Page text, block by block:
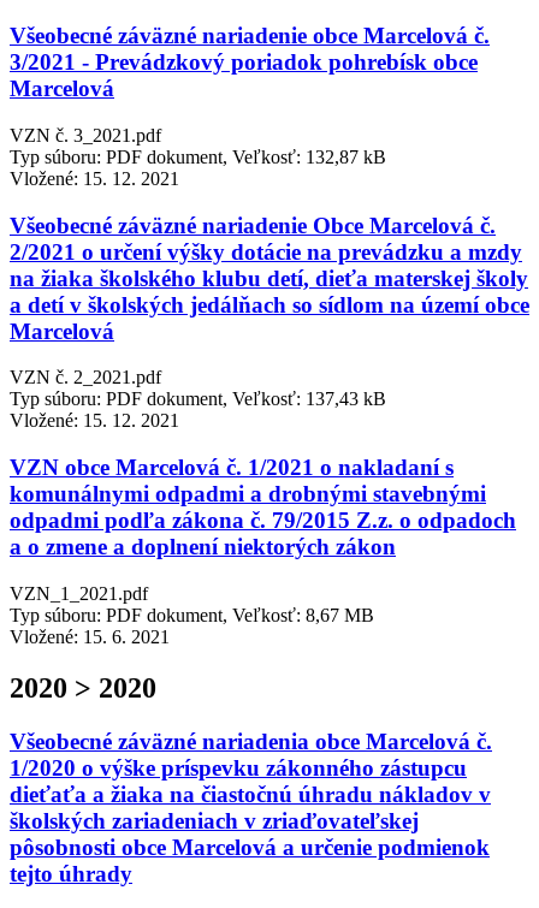
Všeobecné záväzné nariadenie obce Marcelová č.
3/2021 - Prevádzkový poriadok pohrebísk obce
Marcelová
VZN č. 3_2021.pdf
Typ súboru: PDF dokument, Veľkosť: 132,87 kB
Vložené: 15. 12. 2021
Všeobecné záväzné nariadenie Obce Marcelová č.
2/2021 o určení výšky dotácie na prevádzku a mzdy
na žiaka školského klubu detí, dieťa materskej školy
a detí v školských jedálňach so sídlom na území obce
Marcelová
VZN č. 2_2021.pdf
Typ súboru: PDF dokument, Veľkosť: 137,43 kB
Vložené: 15. 12. 2021
VZN obce Marcelová č. 1/2021 o nakladaní s
komunálnymi odpadmi a drobnými stavebnými
odpadmi podľa zákona č. 79/2015 Z.z. o odpadoch
a o zmene a doplnení niektorých zákon
VZN_1_2021.pdf
Typ súboru: PDF dokument, Veľkosť: 8,67 MB
Vložené: 15. 6. 2021
2020 > 2020
Všeobecné záväzné nariadenia obce Marcelová č.
1/2020 o výške príspevku zákonného zástupcu
dieťaťa a žiaka na čiastočnú úhradu nákladov v
školských zariadeniach v zriaďovateľskej
pôsobnosti obce Marcelová a určenie podmienok
tejto úhrady